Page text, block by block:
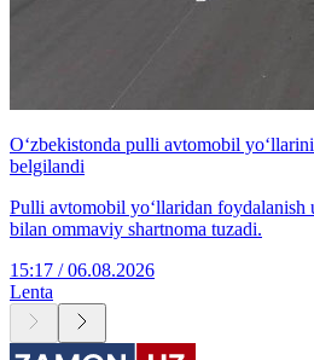
O‘zbekistonda pulli avtomobil
belgilandi
Pulli avtomobil yo‘llaridan foydalanish
bilan ommaviy shartnoma tuzadi.
15:17 / 06.08.2026
Lenta